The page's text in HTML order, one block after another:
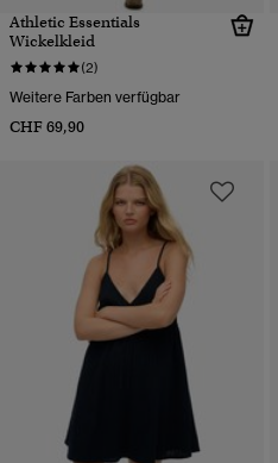
Athletic Essentials
Wickelkleid
(2)
Weitere Farben verfügbar
CHF 69,90